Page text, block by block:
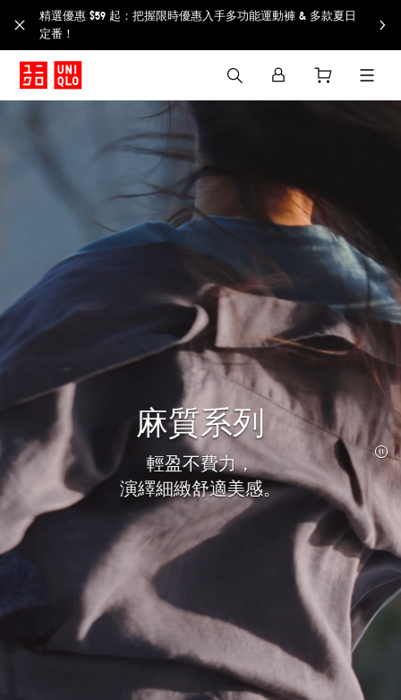
精選優惠 $59 起：把握限時優惠入手多功能運動褲 & 多款夏日
定番！​
麻質系列
輕盈不費力，
演繹細緻舒適美感。